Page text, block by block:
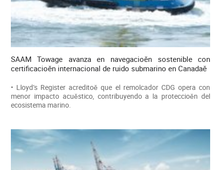
SAAM Towage avanza en navegacioěn sostenible con
certificacioěn internacional de ruido submarino en Canadaě
• Lloyd’s Register acreditoě que el remolcador CDG opera con
menor impacto acuěstico, contribuyendo a la proteccioěn del
ecosistema marino.